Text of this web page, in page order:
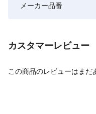
メーカー品番
カスタマーレビュー
この商品のレビューはまだ